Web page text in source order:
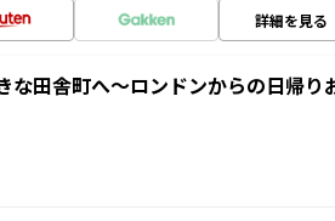
詳細を見る
田舎町へ～ロンドンからの日帰り